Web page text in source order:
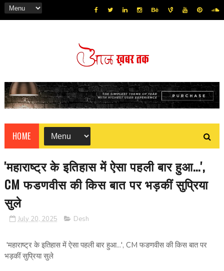
HOME
'महाराष्ट्र के इतिहास में ऐसा पहली बार हुआ...',
CM फडणवीस की किस बात पर भड़कीं सुप्रिया
सुले
July 20, 2025 Desh
'महाराष्ट्र के इतिहास में ऐसा पहली बार हुआ...', CM फडणवीस की किस बात पर
भड़कीं सुप्रिया सुले